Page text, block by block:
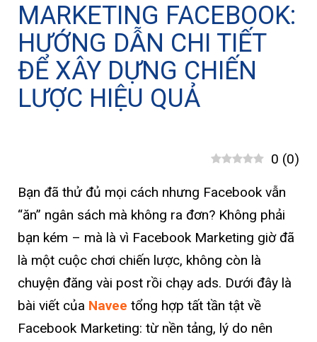
MARKETING FACEBOOK:
HƯỚNG DẪN CHI TIẾT
ĐỂ XÂY DỰNG CHIẾN
LƯỢC HIỆU QUẢ
0 (0)
Bạn đã thử đủ mọi cách nhưng Facebook vẫn
“ăn” ngân sách mà không ra đơn? Không phải
bạn kém – mà là vì Facebook Marketing giờ đã
là một cuộc chơi chiến lược, không còn là
chuyện đăng vài post rồi chạy ads. Dưới đây là
bài viết của Navee tổng hợp tất tần tật về
Facebook Marketing: từ nền tảng, lý do nên